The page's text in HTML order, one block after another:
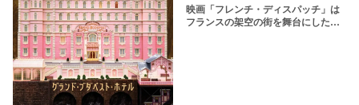
映画「フレンチ・ディスパッチ」は
フランスの架空の街を舞台にした作